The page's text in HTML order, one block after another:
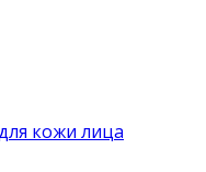
кожи лица